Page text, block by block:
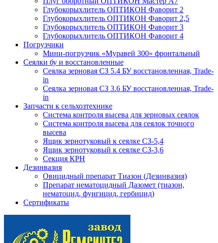
Глубокорыхлитель ОПТИКОН Фаворит 2
Глубокорыхлитель ОПТИКОН Фаворит 2,5
Глубокорыхлитель ОПТИКОН Фаворит 3
Глубокорыхлитель ОПТИКОН Фаворит 4
Погрузчики
Мини-погрузчик «Муравей 300» фронтальный
Сеялки бу и восстановленные
Сеялка зерновая СЗ 5.4 БУ восстановленная, Trade-
in
Сеялка зерновая СЗ 3.6 БУ восстановленная, Trade-
in
Запчасти к сельхозтехнике
Система контроля высева для зерновых сеялок
Система контроля высева для сеялок точного
высева
Ящик зернотуковый к сеялке СЗ-5,4
Ящик зернотуковый к сеялке СЗ-3,6
Секция КРН
Дезинвазия
Овицидный препарат Тиазон (Дезинвазия)
Препарат нематоцидный Дазомет (тиазон,
нематоцид, фунгицид, гербицид)
Сертификаты